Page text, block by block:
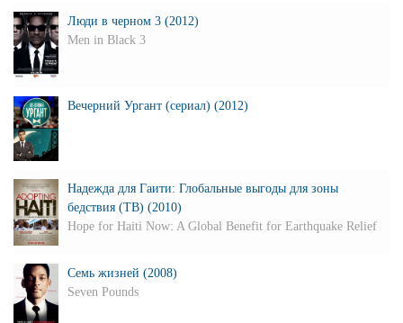
Люди в черном 3 (2012)
Men in Black 3
Вечерний Ургант (сериал) (2012)
Надежда для Гаити: Глобальные выгоды для зоны
бедствия (ТВ) (2010)
Hope for Haiti Now: A Global Benefit for Earthquake Relief
Семь жизней (2008)
Seven Pounds